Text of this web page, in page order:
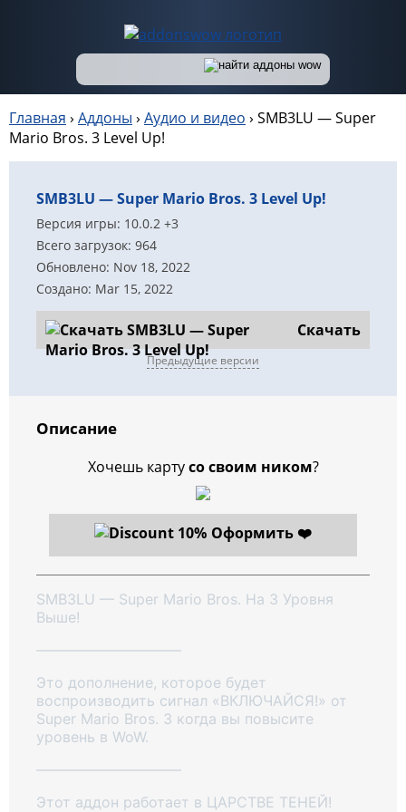
Главная › Аддоны › Аудио и видео › SMB3LU — Super
Mario Bros. 3 Level Up!
SMB3LU — Super Mario Bros. 3 Level Up!
Версия игры: 10.0.2 +3
Всего загрузок: 964
Обновлено: Nov 18, 2022
Создано: Mar 15, 2022
Скачать
Предыдущие версии
Описание
Хочешь картусо своим ником?
Оформить ❤️
SMB3LU — Super Mario Bros. На 3 Уровня
Выше!
——————————
Это дополнение, которое будет
воспроизводить сигнал «ВКЛЮЧАЙСЯ!» от
Super Mario Bros. 3 когда вы повысите
уровень в WoW.
——————————
Этот аддон работает в ЦАРСТВЕ ТЕНЕЙ!